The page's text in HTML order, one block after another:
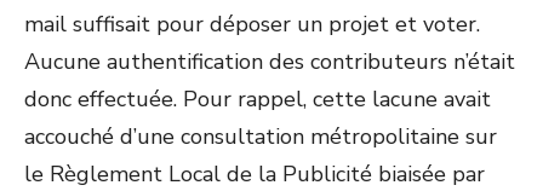
mail suffisait pour déposer un projet et voter.
Aucune authentification des contributeurs n’était
donc effectuée. Pour rappel, cette lacune avait
accouché d’une consultation métropolitaine sur
le Règlement Local de la Publicité biaisée par